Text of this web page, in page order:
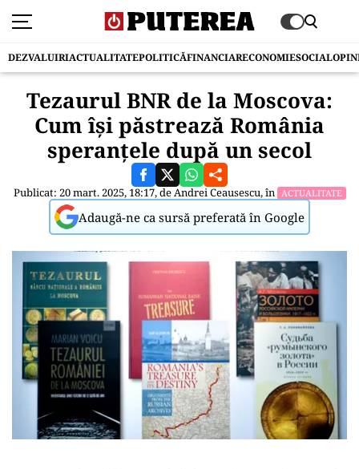
DEZVALUIRIACTUALITATEPOLITICĂFINANCIARECONOMIESOCIAL
Tezaurul BNR de la Moscova:
Cum își păstrează România
speranțele după un secol
Publicat: 20 mart. 2025, 18:17, deAndrei Ceausescu, în ACTUALITATE
Adaugă-ne ca sursă preferată în Google